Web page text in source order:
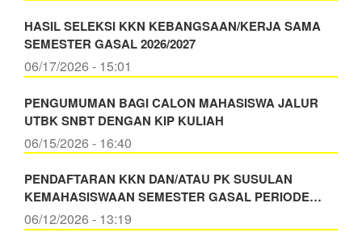
HASIL SELEKSI KKN KEBANGSAAN/KERJA SAMA
SEMESTER GASAL 2026/2027
06/17/2026 - 15:01
PENGUMUMAN BAGI CALON MAHASISWA JALUR
UTBK SNBT DENGAN KIP KULIAH
06/15/2026 - 16:40
PENDAFTARAN KKN DAN/ATAU PK SUSULAN
KEMAHASISWAAN SEMESTER GASAL PERIODE…
06/12/2026 - 13:19